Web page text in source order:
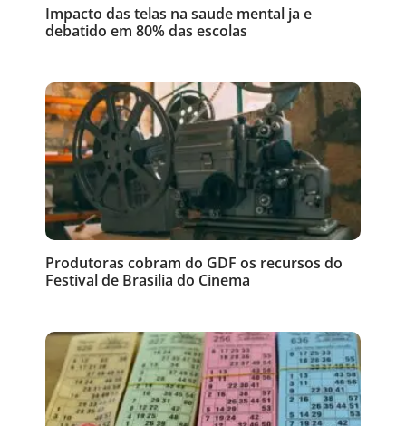
Impacto das telas na saude mental ja e
debatido em 80% das escolas
Produtoras cobram do GDF os recursos do
Festival de Brasilia do Cinema